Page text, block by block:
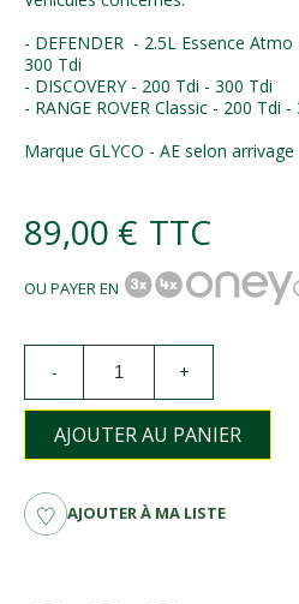
- DEFENDER - 2.5L Essence
300 Tdi
- DISCOVERY - 200 Tdi - 300 Tdi
- RANGE ROVER Classic - 200 Tdi -
Marque GLYCO - AE selon arrivage
89,00 € TTC
OU PAYER EN
- +
AJOUTER AU PANIER
AJOUTER À MA LISTE